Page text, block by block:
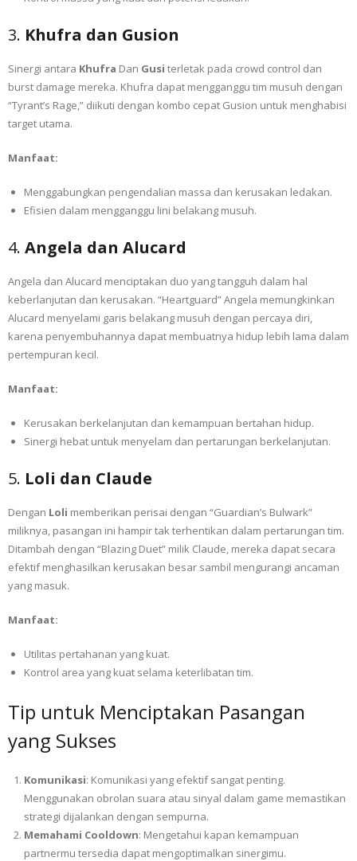
3. Khufra dan Gusion
Sinergi antara Khufra Dan Gusi terletak pada crowd control dan
burst damage mereka. Khufra dapat mengganggu tim musuh dengan
“Tyrant’s Rage,” diikuti dengan kombo cepat Gusion untuk menghabisi
target utama.
Manfaat:
Menggabungkan pengendalian massa dan kerusakan ledakan.
Efisien dalam mengganggu lini belakang musuh.
4. Angela dan Alucard
Angela dan Alucard menciptakan duo yang tangguh dalam hal
keberlanjutan dan kerusakan. “Heartguard” Angela memungkinkan
Alucard menyelami garis belakang musuh dengan percaya diri,
karena penyembuhannya dapat membuatnya hidup lebih lama dalam
pertempuran kecil.
Manfaat:
Kerusakan berkelanjutan dan kemampuan bertahan hidup.
Sinergi hebat untuk menyelam dan pertarungan berkelanjutan.
5. Loli dan Claude
Dengan Loli memberikan perisai dengan “Guardian’s Bulwark”
miliknya, pasangan ini hampir tak terhentikan dalam pertarungan tim.
Ditambah dengan “Blazing Duet” milik Claude, mereka dapat secara
efektif menghasilkan kerusakan besar sambil mengurangi ancaman
yang masuk.
Manfaat:
Utilitas pertahanan yang kuat.
Kontrol area yang kuat selama keterlibatan tim.
Tip untuk Menciptakan Pasangan
yang Sukses
Komunikasi: Komunikasi yang efektif sangat penting.
Menggunakan obrolan suara atau sinyal dalam game memastikan
strategi dijalankan dengan sempurna.
Memahami Cooldown: Mengetahui kapan kemampuan
partnermu tersedia dapat mengoptimalkan sinergimu.